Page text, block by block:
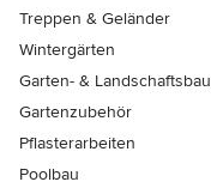
Treppen & Geländer
Wintergärten
Garten- & Landschaftsbau
Gartenzubehör
Pflasterarbeiten
Poolbau